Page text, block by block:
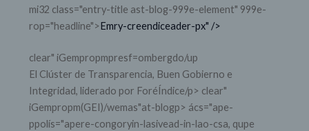
mi32 class="entry-title ast-blog-999e-element" 999e-
rop="headline">Emry-creendiceader-px" />
clear" iGempropmpresf=ombergdo/up
El Clúster de Transparencia, Buen Gobierno e
Integridad, liderado por ForéÍndice/p> clear"
iGempropm(GEI)/wemas"at-blogp> ács="ape-
ppolís="apere-congoryin-lasivead-in-lao-csa, qupe